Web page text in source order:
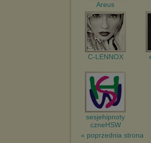
Areus
C-LENNOX
sesjehipnoty
czneHSW
« poprzednia strona